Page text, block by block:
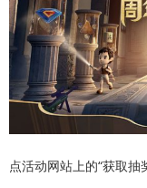
点活动网站上的“获取抽